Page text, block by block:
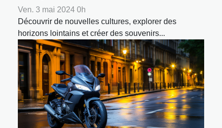
Ven. 3 mai 2024 0h
Découvrir de nouvelles cultures, explorer des
horizons lointains et créer des souvenirs...